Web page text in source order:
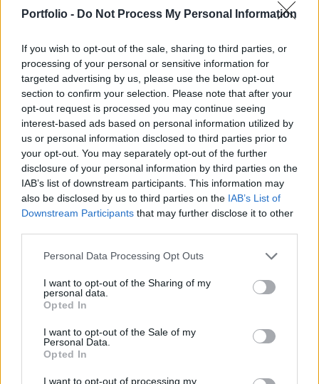
Portfolio - Do Not Process My Personal Information
If you wish to opt-out of the sale, sharing to third parties, or
processing of your personal or sensitive information for
targeted advertising by us, please use the below opt-out
section to confirm your selection. Please note that after your
opt-out request is processed you may continue seeing
interest-based ads based on personal information utilized by
us or personal information disclosed to third parties prior to
your opt-out. You may separately opt-out of the further
disclosure of your personal information by third parties on the
IAB’s list of downstream participants. This information may
also be disclosed by us to third parties on the IAB’s List of
Downstream Participants that may further disclose it to other
Personal Data Processing Opt Outs
I want to opt-out of the Sharing of my
personal data.
Opted In
I want to opt-out of the Sale of my
Personal Data.
Opted In
I want to opt-out of processing my
konkrétan nem említette a Nyugat Oroszország
ellen hozott szankcióit – írja a Reuters.
Peking már többször bírálta a nyugati szankciókat,
ugyanakkor mindeddig őrizkedett attól, hogy olyan
segítséget nyújtson az Ukrajnát megtámadó
Oroszországnak, ami ellene is szankciókat válthatna ki. A
Hajnan szigetén tartott Boao Fórum Ázsiáért nevű
találkozón elhangzott videóbeszédében Hszi arra
figyelmeztetett, hogy a gazdasági „szétválasztás” és az
olyan nyomásgyakorló...
KEDVES OLVASÓNK!
tartozik, melynek olvasása előfizetéses
regisztrációhoz kötött.
Az előfizetés a következőket tartalmazza:
Portfolio.hu teljes cikkarchívum
Kötéslisták: BÉT elmúlt 2 év napon belüli
kötéslistái